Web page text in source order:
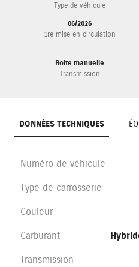
Type de véhicule
06/2026
1re mise en circulation
Boîte manuelle
Transmission
DONNÉES TECHNIQUES
Numéro de véhicule
Type de carrosserie
Couleur
Carburant
Transmission